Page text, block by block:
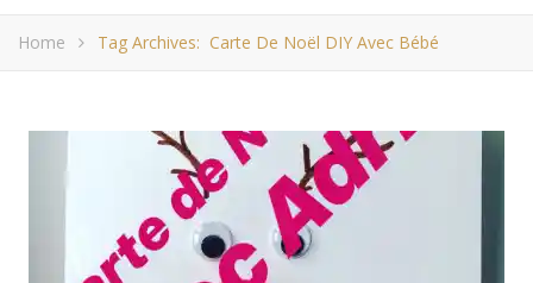
Home Tag Archives: Carte De Noël DIY Avec Bébé